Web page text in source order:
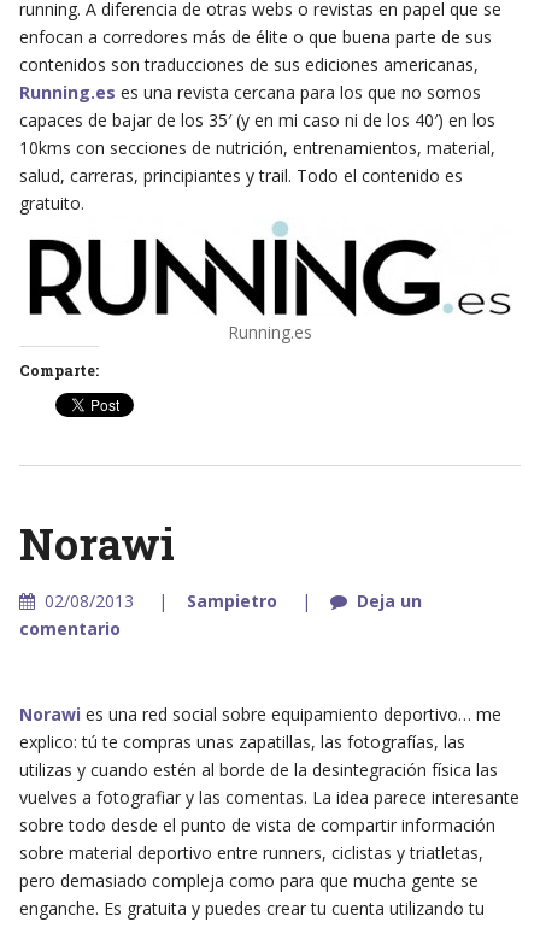
running. A diferencia de otras webs o revistas en papel que se
enfocan a corredores más de élite o que buena parte de sus
contenidos son traducciones de sus ediciones americanas,
Running.es es una revista cercana para los que no somos
capaces de bajar de los 35′ (y en mi caso ni de los 40′) en los
10kms con secciones de nutrición, entrenamientos, material,
salud, carreras, principiantes y trail. Todo el contenido es
gratuito.
Running.es
Comparte:
Norawi
02/08/2013 Sampietro
Deja un
comentario
Norawi es una red social sobre equipamiento deportivo… me
explico: tú te compras unas zapatillas, las fotografías, las
utilizas y cuando estén al borde de la desintegración física las
vuelves a fotografiar y las comentas. La idea parece interesante
sobre todo desde el punto de vista de compartir información
sobre material deportivo entre runners, ciclistas y triatletas,
pero demasiado compleja como para que mucha gente se
enganche. Es gratuita y puedes crear tu cuenta utilizando tu